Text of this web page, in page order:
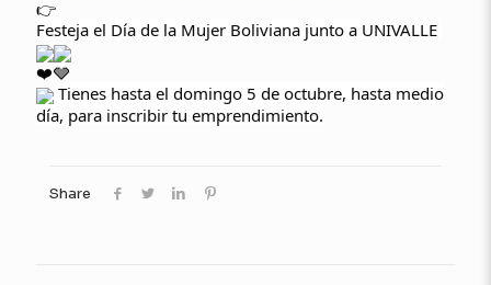
Festeja el Día de la Mujer Boliviana junto a UNIVALLE
Tienes hasta el domingo 5 de octubre, hasta medio
día, para inscribir tu emprendimiento.
Share